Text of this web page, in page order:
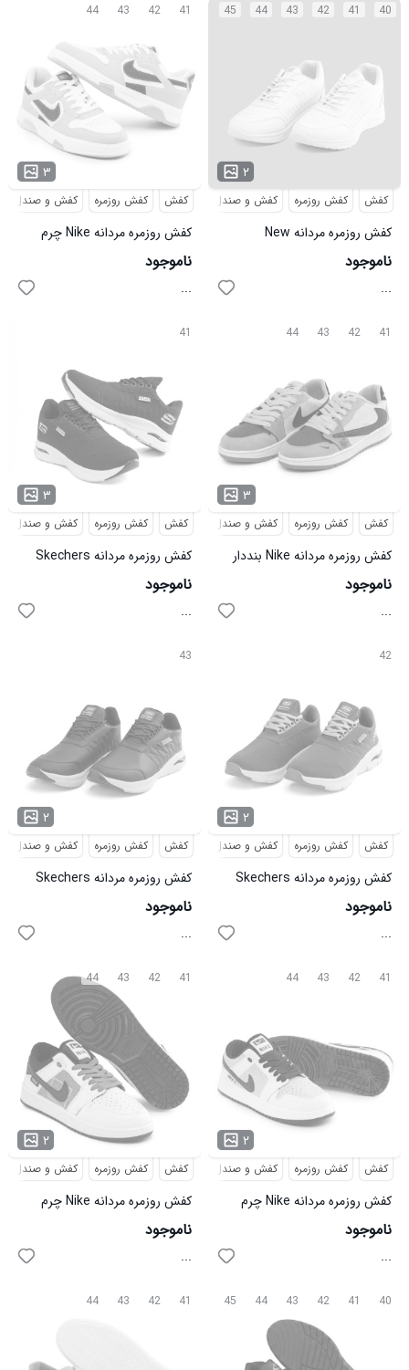
41
42
43
44
۳
کفش کفش روزمره کفش و صندل
کفش روزمره مردانه Nike چرم
مصنوعی بنددار مدل 49585
ناموجود
...
40
41
42
43
44
45
۲
کفش کفش روزمره کفش و صندل
کفش روزمره مردانه New
Balance سفید مدل 49472
ناموجود
...
41
۳
کفش کفش روزمره کفش و صندل
کفش روزمره مردانه Skechers
چرم مصنوعی بنددار مدل 49477
ناموجود
...
41
42
43
44
۳
کفش کفش روزمره کفش و صندل
کفش روزمره مردانه Nike بنددار
مدل 49555
ناموجود
...
43
۲
کفش کفش روزمره کفش و صندل
کفش روزمره مردانه Skechers
چرم مصنوعی بنددار مدل 49474
ناموجود
...
42
۲
کفش کفش روزمره کفش و صندل
کفش روزمره مردانه Skechers
چرم مصنوعی بنددار طوسی مدل
49475
ناموجود
...
41
42
43
44
۲
کفش کفش روزمره کفش و صندل
کفش روزمره مردانه Nike چرم
مصنوعی بنددار مدل 49557
ناموجود
...
41
42
43
44
۲
کفش کفش روزمره کفش و صندل
کفش روزمره مردانه Nike چرم
مصنوعی بنددار مدل 49558
ناموجود
...
41
42
43
44 40
41
42
43
44
45